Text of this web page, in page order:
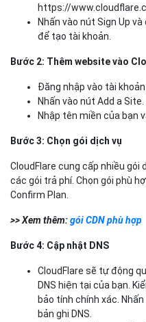
https://
Nhấn vào nút Sign Up
để tạo tài khoản.
Bước 2: Thêm website vào
Đăng nhập vào tài khoản
Nhấn vào nút Add a Site.
Nhập tên miền của bạn
Bước 3: Chọn gói dịch vụ
CloudFlare cung cấp nhiều gói
các gói trả phí. Chọn gói phù
Confirm Plan.
>> Xem thêm:gói CDN phù hợp
Bước 4: Cập nhật DNS
CloudFlare sẽ tự động
DNS hiện tại của bạn.
bảo tính chính xác.
bản ghi DNS.